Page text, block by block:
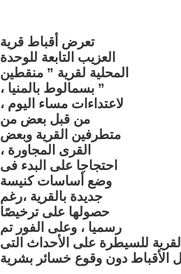
تعرض أقباط قرية
العزيب التابعة للوحدة
المحلية لقرية ” منقطين
” بسمالوط بالمنيا ،
لاعتداءات مساء اليوم ،
من قبل بعض من
متطرفين القرية وبعض
القرى المجاورة ،
احتجاجا على البدء فى
وضع أساسات كنيسة
جديدة بالقرية ،رغم
حصولها على ترخيصًا
رسميا ، وعلى الفور تم
للسيطرة على الأحداث التى